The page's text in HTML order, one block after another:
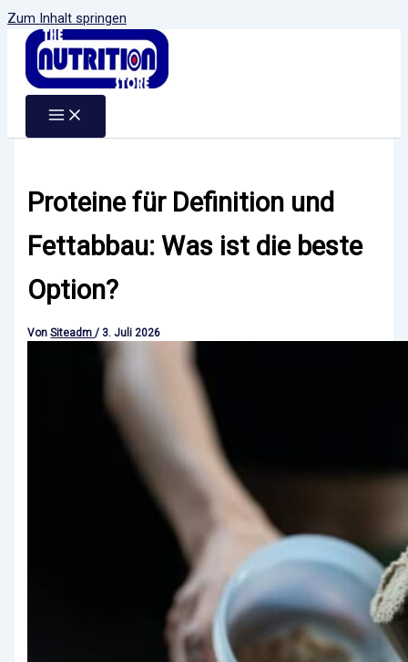
Zum Inhalt springen
Proteine für Definition und
Fettabbau: Was ist die beste
Option?
VonSiteadm/ 3. Juli 2026